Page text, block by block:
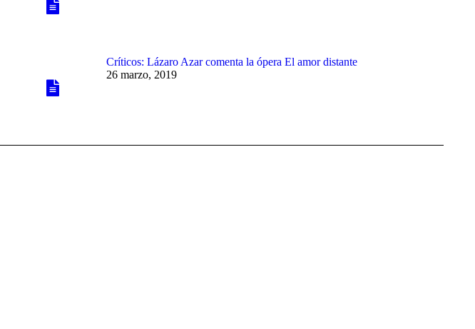
Críticos: Lázaro Azar comenta la ópera El amor distante
26 marzo, 2019